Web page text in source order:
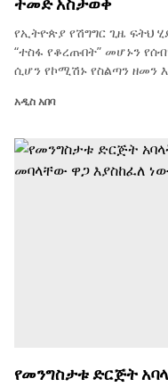
ተመድ አስታወቀ
የኢትዮጵያ የሽግግር ጊዜ ፍትህ
“ተስፋ የቆረጡበት” መሆኑን
ሲሆን የኮሚሽኑ የስልጣን ዘመን
አዲስ አበባ
የመንግስታቱ ድርጅት